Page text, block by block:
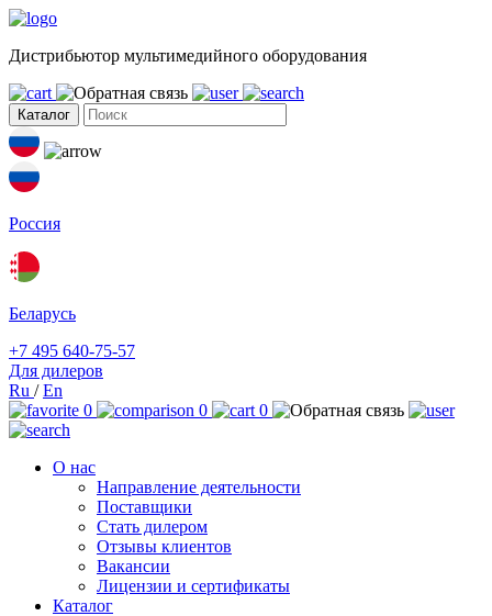
Дистрибьютор мультимедийного оборудования
Каталог
Россия
Беларусь
+7 495 640-75-57
Для дилеров
Ru /En
0
0 0
О нас
Направление деятельности
Поставщики
Стать дилером
Отзывы клиентов
Вакансии
Лицензии и сертификаты
Каталог